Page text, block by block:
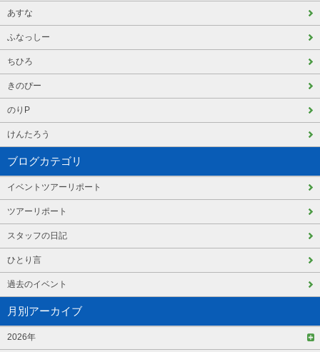
あすな
ふなっしー
ちひろ
きのぴー
のりP
けんたろう
ブログカテゴリ
イベントツアーリポート
ツアーリポート
スタッフの日記
ひとり言
過去のイベント
月別アーカイブ
2026年